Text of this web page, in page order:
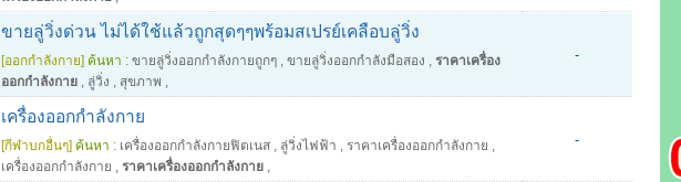
ขายลู่วิ่งด่วน ไม่ได้ใช้แล้วถูกสุดๆๆพร้อมสเปรย์เคลือบลู่วิ่ง
[ออกกำลังกาย] ค้นหา : ขายลู่วิ่งออกกำลังกายถูกๆ , ขายลู่วิ่งออกกำลังมือสอง , ราคาเครื่อง
ออกกำลังกาย , ลู่วิ่ง , สุขภาพ ,
-
เครื่องออกกำลังกาย
[กีฬาบกอื่นๆ] ค้นหา : เครื่องออกกําลังกายฟิตเนส , ลู่วิ่งไฟฟ้า , ราคาเครื่องออกกําลังกาย ,
เครื่องออกกําลังกาย , ราคาเครื่องออกกำลังกาย ,
-